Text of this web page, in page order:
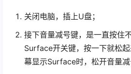
关闭电脑，插上U盘；
接下音量减号键，是一直按住
Surface开关键，按一下就松
幕显示Surface时，松开音量减